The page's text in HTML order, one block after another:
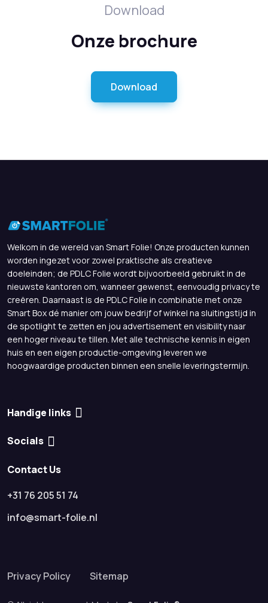
Download
Onze brochure
Download
Welkom in de wereld van Smart Folie! Onze producten kunnen
worden ingezet voor zowel praktische als creatieve
doeleinden; de PDLC Folie wordt bijvoorbeeld gebruikt in de
nieuwste kantoren om, wanneer gewenst, eenvoudig privacy te
creëren. Daarnaast is de PDLC Folie in combinatie met onze
Smart Box dé manier om jouw bedrijf of winkel na sluitingstijd in
de spotlight te zetten en jou advertisement en visibility naar
een hoger niveau te tillen. Met alle technische kennis in eigen
huis en een eigen productie-omgeving leveren we
hoogwaardige producten binnen een snelle leveringstermijn.
Handige links
Socials
Contact Us
+31 76 205 51 74
info@smart-folie.nl
Privacy Policy Sitemap